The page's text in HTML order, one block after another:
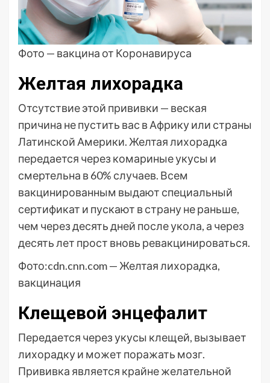
Фото — вакцина от Коронавируса
Желтая лихорадка
Отсутствие этой прививки — веская
причина не пустить вас в Африку или страны
Латинской Америки. Желтая лихорадка
передается через комариные укусы и
смертельна в 60% случаев. Всем
вакцинированным выдают специальный
сертификат и пускают в страну не раньше,
чем через десять дней после укола, а через
десять лет прост вновь ревакцинироваться.
Фото:cdn.cnn.com — Желтая лихорадка,
вакцинация
Клещевой энцефалит
Передается через укусы клещей, вызывает
лихорадку и может поражать мозг.
Прививка является крайне желательной